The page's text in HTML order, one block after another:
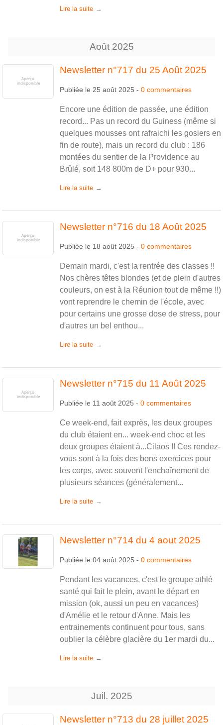
Lire la suite
Août 2025
Newsletter n°717 du 25 Août 2025
Publiée le 25 août 2025 - 0 commentaires
Encore une édition de passée, une édition
record... Pas un record du Guiness (même si
quelques mousses ont rafraichi les gosiers en
fin de route), mais un record du club : 186
montées du sentier de la Providence au
Brûlé, soit 148 800m de D+ pour 930...
Lire la suite
Newsletter n°716 du 18 Août 2025
Publiée le 18 août 2025 - 0 commentaires
Demain mardi, c'est la rentrée des classes !!
Nos chères têtes blondes (et de plein d'autres
couleurs, on est à la Réunion tout de même !!)
vont reprendre le chemin de l'école, avec
pour certains une grosse dose de stress, pour
d'autres un bel enthou...
Lire la suite
Newsletter n°715 du 11 Août 2025
Publiée le 11 août 2025 - 0 commentaires
Ce week-end, fait exprès, les deux groupes
du club étaient en... week-end choc et les
deux groupes étaient à...Cilaos !! Ces rendez-
vous sont à la fois des bons exercices pour
les corps, avec souvent l'enchaînement de
plusieurs séances (généralement...
Lire la suite
Newsletter n°714 du 4 aout 2025
Publiée le 04 août 2025 - 0 commentaires
Pendant les vacances, c'est le groupe athlé
santé qui fait le plein, avant le départ en
mission (ok, aussi un peu en vacances)
d'Amélie et le retour d'Anne. Mais les
entrainements continuent pour tous, sans
oublier la célèbre glacière du 1er mardi du...
Lire la suite
Juil. 2025
Newsletter n°713 du 28 juillet 2025